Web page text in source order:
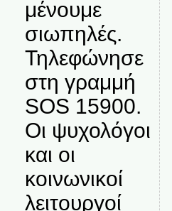
μένουμε
σιωπηλές.
Τηλεφώνησε
στη γραμμή
SOS 15900.
Οι ψυχολόγοι
και οι
κοινωνικοί
λειτουργοί